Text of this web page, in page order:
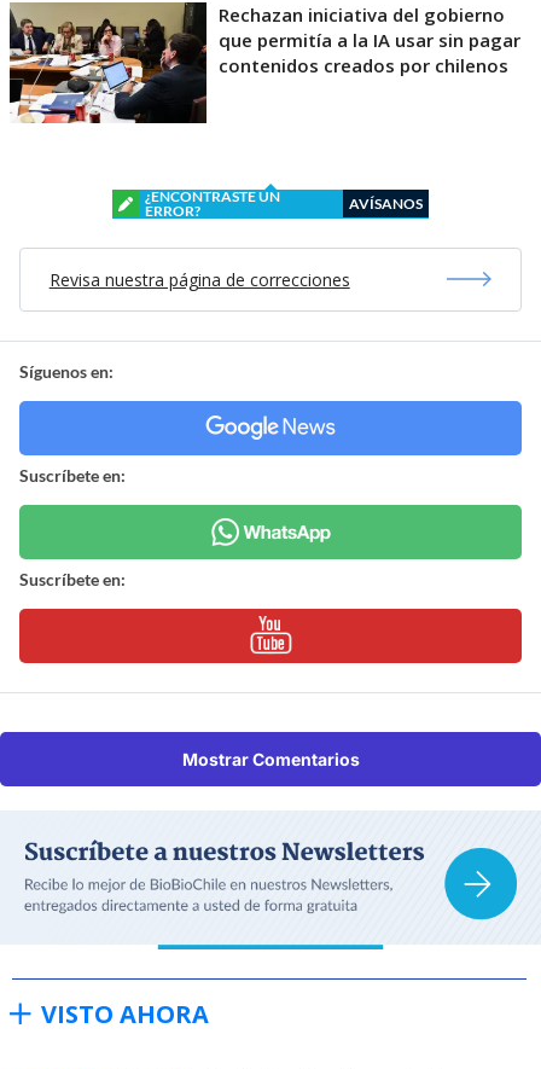
Rechazan iniciativa del gobierno
que permitía a la IA usar sin pagar
contenidos creados por chilenos
¿ENCONTRASTE UN
ERROR?
AVÍSANOS
Revisa nuestra página de correcciones
Síguenos en:
Suscríbete en:
Suscríbete en:
Mostrar Comentarios
VISTO AHORA